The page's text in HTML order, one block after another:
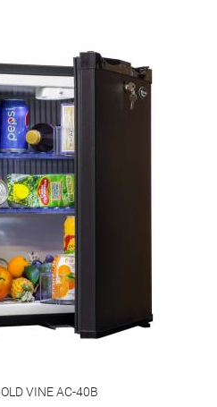
VINE AC-40B